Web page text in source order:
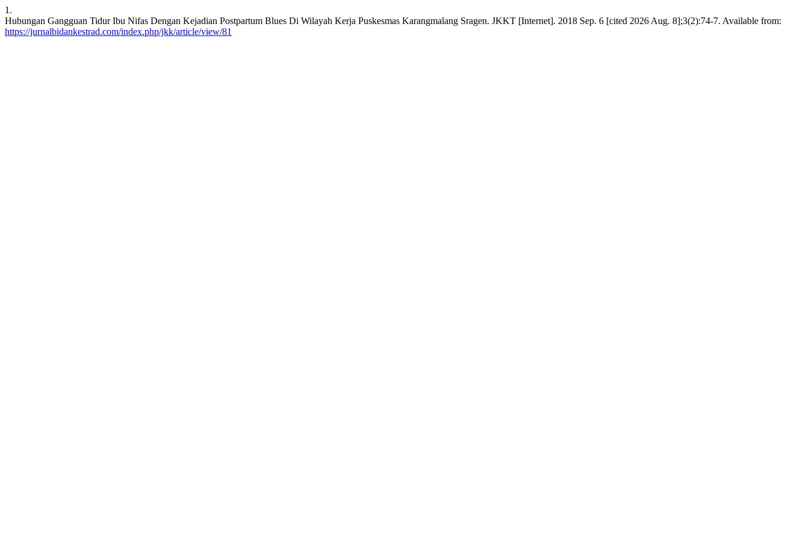
1.
Hubungan Gangguan Tidur Ibu Nifas Dengan Kejadian Postpartum Blues Di Wilayah Kerja Puskesmas Karangmalang Sragen. JKKT [Internet]. 2018 Sep. 6 [cited 2026 Aug. 8];3(2):74-7. Available from:
https://jurnalbidankestrad.com/index.php/jkk/article/view/81